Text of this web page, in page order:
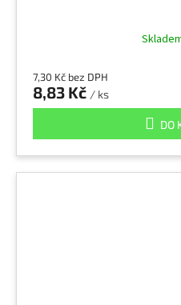
7,30 Kč bez DPH
8,83 Kč / ks
DO